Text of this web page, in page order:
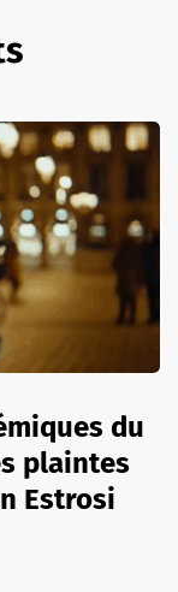
du
plaintes
Estrosi